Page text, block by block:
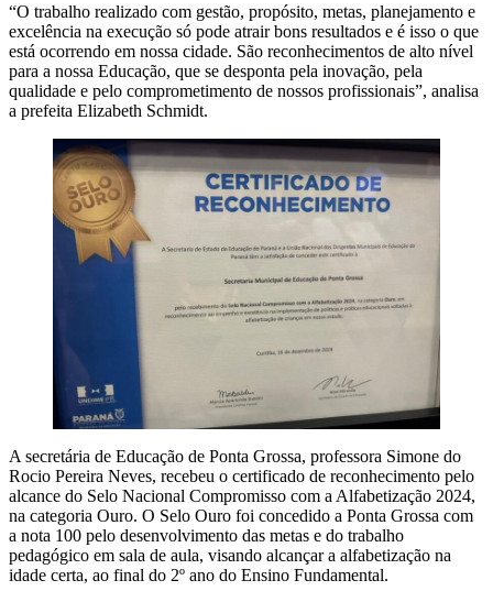
“O trabalho realizado com gestão, propósito, metas, planejamento e
excelência na execução só pode atrair bons resultados e é isso o que
está ocorrendo em nossa cidade. São reconhecimentos de alto nível
para a nossa Educação, que se desponta pela inovação, pela
qualidade e pelo comprometimento de nossos profissionais”, analisa
a prefeita Elizabeth Schmidt.
A secretária de Educação de Ponta Grossa, professora Simone do
Rocio Pereira Neves, recebeu o certificado de reconhecimento pelo
alcance do Selo Nacional Compromisso com a Alfabetização 2024,
na categoria Ouro. O Selo Ouro foi concedido a Ponta Grossa com
a nota 100 pelo desenvolvimento das metas e do trabalho
pedagógico em sala de aula, visando alcançar a alfabetização na
idade certa, ao final do 2º ano do Ensino Fundamental.